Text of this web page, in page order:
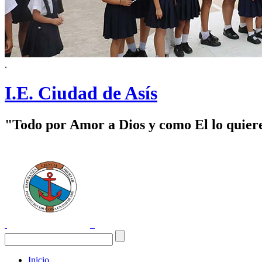
.
I.E. Ciudad de Asís
"Todo por Amor a Dios y como El lo
Inicio